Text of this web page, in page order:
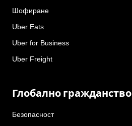
Шофиране
Uber Eats
Uber for Business
Uber Freight
Глобално гражданство
Безопасност